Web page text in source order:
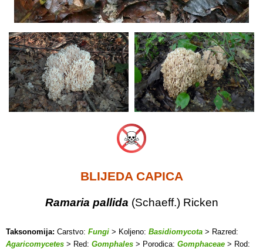
BLIJEDA CAPICA
Ramaria pallida (Schaeff.) Ricken
Taksonomija: Carstvo: Fungi > Koljeno: Basidiomycota > Razred:
Agaricomycetes > Red: Gomphales > Porodica: Gomphaceae > Rod: